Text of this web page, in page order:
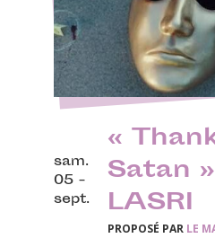
sam.
05 -
sept.
«
Satan
LASRI
PROPOSÉ PAR LE